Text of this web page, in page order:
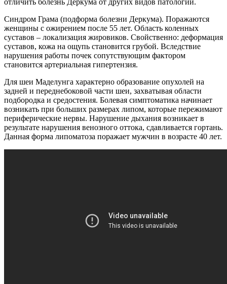
отличить болезнь Деркума от других видов патологий.
Синдром Грама (подформа болезни Деркума). Поражаются
женщины с ожирением после 55 лет. Область коленных
суставов – локализация жировиков. Свойственно: деформация
суставов, кожа на ощупь становится грубой. Вследствие
нарушения работы почек сопутствующим фактором
становится артериальная гипертензия.
Для шеи Маделунга характерно образование опухолей на
задней и переднебоковой части шеи, захватывая области
подбородка и средостения. Болевая симптоматика начинает
возникать при больших размерах липом, которые пережимают
периферические нервы. Нарушение дыхания возникает в
результате нарушения венозного оттока, сдавливается гортань.
Данная форма липоматоза поражает мужчин в возрасте 40 лет.